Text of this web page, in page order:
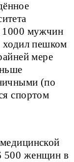
1000 мужчин
ходил пешком
мере
(по
спортом
500 женщин в